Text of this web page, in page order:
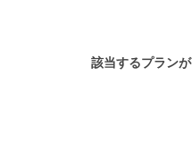
該当するプランが